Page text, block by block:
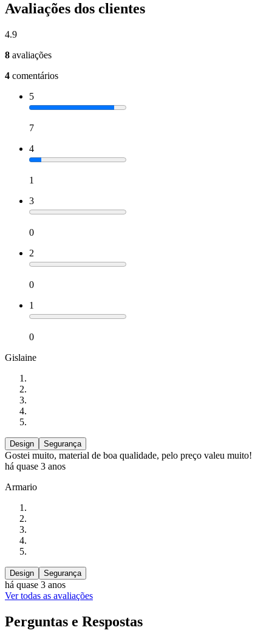
Avaliações dos clientes
4.9
8 avaliações
4 comentários
5
7
4
1
3
0
2
0
1
0
Gislaine
Design Segurança
Gostei muito, material de boa qualidade, pelo preço valeu muito!
há quase 3 anos
Armario
Design Segurança
há quase 3 anos
Ver todas as avaliações
Perguntas e Respostas